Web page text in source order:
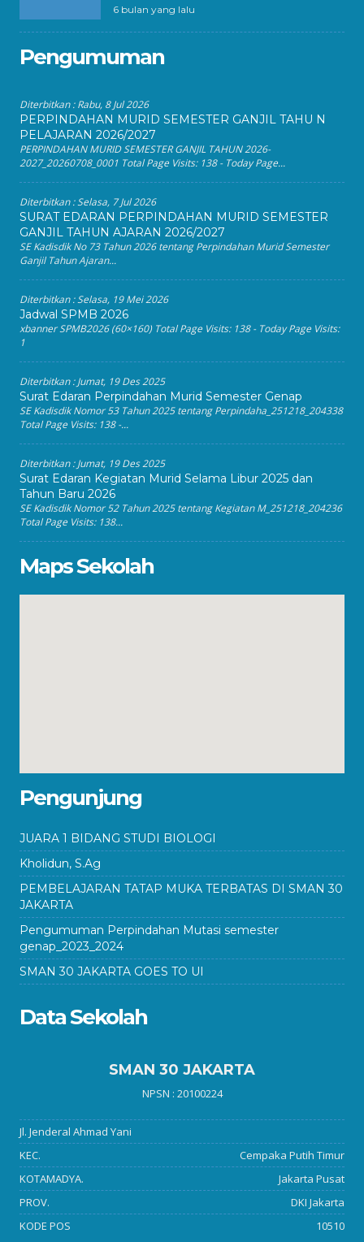
6 bulan yang lalu
Pengumuman
Diterbitkan :Rabu, 8 Jul 2026
PERPINDAHAN MURID SEMESTER GANJIL TAHU N
PELAJARAN 2026/2027
PERPINDAHAN MURID SEMESTER GANJIL TAHUN 2026-
2027_20260708_0001 Total Page Visits: 138 - Today Page...
Diterbitkan :Selasa, 7 Jul 2026
SURAT EDARAN PERPINDAHAN MURID SEMESTER
GANJIL TAHUN AJARAN 2026/2027
SE Kadisdik No 73 Tahun 2026 tentang Perpindahan Murid Semester
Ganjil Tahun Ajaran...
Diterbitkan :Selasa, 19 Mei 2026
Jadwal SPMB 2026
xbanner SPMB2026 (60×160) Total Page Visits: 138 - Today Page Visits:
1
Diterbitkan :Jumat, 19 Des 2025
Surat Edaran Perpindahan Murid Semester Genap
SE Kadisdik Nomor 53 Tahun 2025 tentang Perpindaha_251218_204338
Total Page Visits: 138 -...
Diterbitkan :Jumat, 19 Des 2025
Surat Edaran Kegiatan Murid Selama Libur 2025 dan
Tahun Baru 2026
SE Kadisdik Nomor 52 Tahun 2025 tentang Kegiatan M_251218_204236
Total Page Visits: 138...
Maps Sekolah
Pengunjung
JUARA 1 BIDANG STUDI BIOLOGI
Kholidun, S.Ag
PEMBELAJARAN TATAP MUKA TERBATAS DI SMAN 30
JAKARTA
Pengumuman Perpindahan Mutasi semester
genap_2023_2024
SMAN 30 JAKARTA GOES TO UI
Data Sekolah
SMAN 30 JAKARTA
NPSN : 20100224
Jl. Jenderal Ahmad Yani
KEC.
Cempaka Putih Timur
KOTAMADYA.
Jakarta Pusat
PROV.
DKI Jakarta
KODE POS
10510